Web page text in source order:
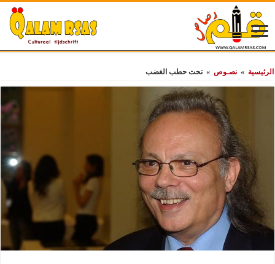
الرئيسية » نصـوص » تحت حطب الغضب